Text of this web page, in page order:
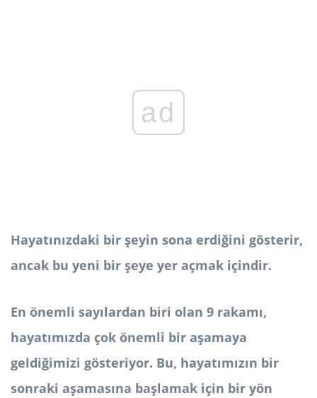
ad
Hayatınızdaki bir şeyin sona erdiğini gösterir,
ancak bu yeni bir şeye yer açmak içindir.
En önemli sayılardan biri olan 9 rakamı,
hayatımızda çok önemli bir aşamaya
geldiğimizi gösteriyor. Bu, hayatımızın bir
sonraki aşamasına başlamak için bir yön